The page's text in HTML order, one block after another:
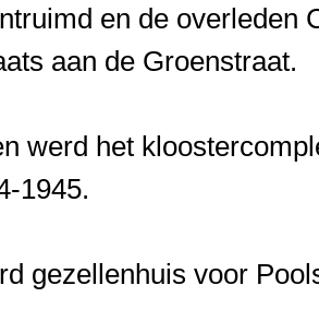
en de overleden
aan de Groenstraat.
werd het
1945.
gezellenhuis voor